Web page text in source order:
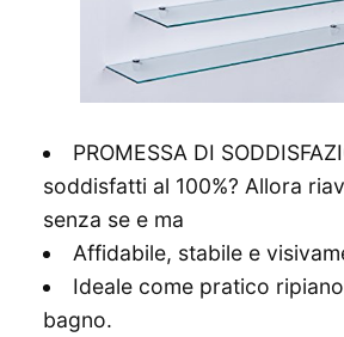
PROMESSA DI
soddisfatti al 100%? Allora
senza se e ma
Affidabile, stabile e
Ideale come pratico
bagno.